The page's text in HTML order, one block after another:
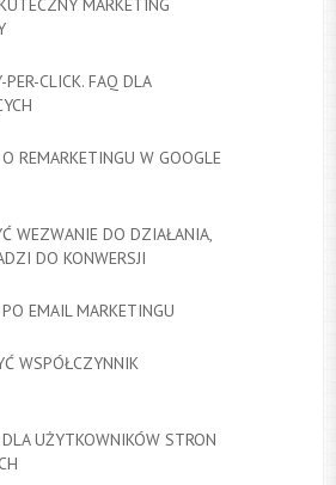
MARKETING
PER-CLICK. FAQ DLA
REMARKETINGU W GOOGLE
WEZWANIE DO DZIAŁANIA,
DO KONWERSJI
EMAIL MARKETINGU
WSPÓŁCZYNNIK
UŻYTKOWNIKÓW STRON